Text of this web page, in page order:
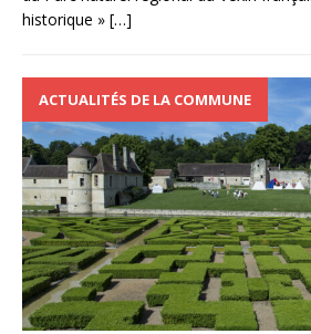
historique » […]
ACTUALITÉS DE LA COMMUNE